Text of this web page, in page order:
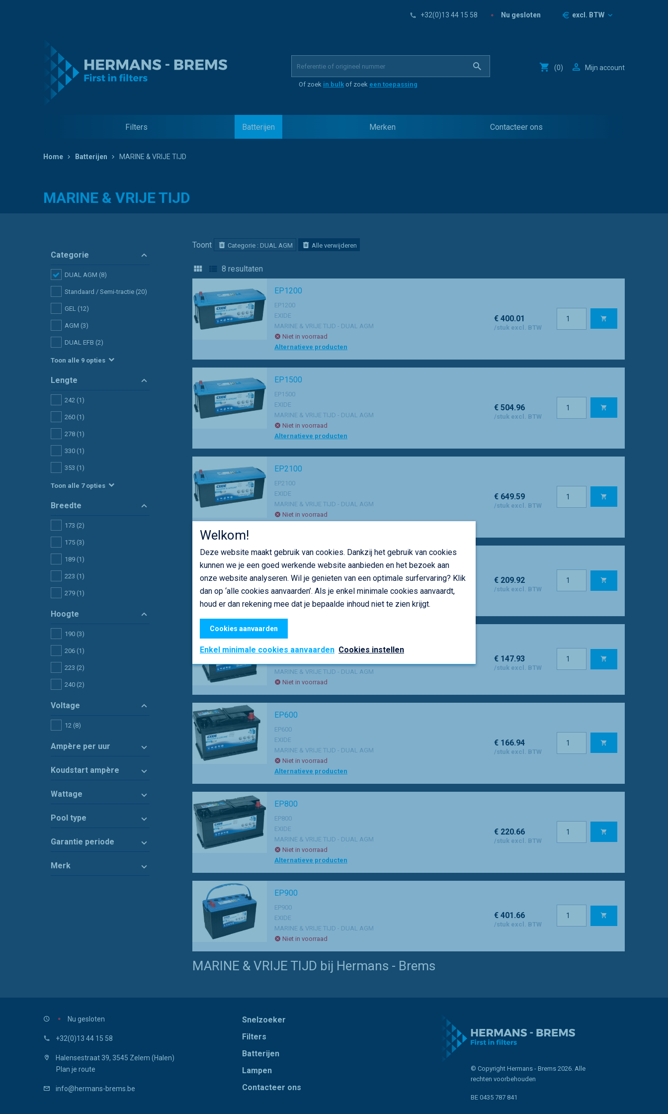
+32(0)13 44 15 58 Nu gesloten Prijzen
excl. BTW
Of zoek in bulk of zoek een toepassing
(0) Mijn account
Filters Batterijen Merken Contacteer ons
Home Batterijen MARINE & VRIJE TIJD
MARINE & VRIJE TIJD
Categorie
DUAL AGM (8)
Standaard / Semi-tractie (20)
GEL (12)
AGM (3)
DUAL EFB (2)
Toon alle 9 opties
Lengte
242 (1)
260 (1)
278 (1)
330 (1)
353 (1)
Toon alle 7 opties
Breedte
173 (2)
175 (3)
189 (1)
223 (1)
279 (1)
Hoogte
190 (3)
206 (1)
223 (2)
240 (2)
Voltage
12 (8)
Ampère per uur
Koudstart ampère
Wattage
Pool type
Garantie periode
Merk
Toont Categorie : DUAL AGM Alle verwijderen
8 resultaten
EP1200
EP1200
EXIDE
MARINE & VRIJE TIJD - DUAL AGM
Niet in voorraad
Alternatieve producten
€ 400.01
/stuk excl. BTW
EP1500
EP1500
EXIDE
MARINE & VRIJE TIJD - DUAL AGM
Niet in voorraad
Alternatieve producten
€ 504.96
/stuk excl. BTW
EP2100
EP2100
EXIDE
MARINE & VRIJE TIJD - DUAL AGM
Niet in voorraad
€ 649.59
/stuk excl. BTW
EP450
EXIDE
MARINE & VRIJE TIJD - DUAL AGM
Niet in voorraad
€ 209.92
/stuk excl. BTW
EP500
MARINE & VRIJE TIJD - DUAL AGM
Niet in voorraad
€ 147.93
/stuk excl. BTW
EP600
EP600
EXIDE
MARINE & VRIJE TIJD - DUAL AGM
Niet in voorraad
Alternatieve producten
€ 166.94
/stuk excl. BTW
EP800
EP800
EXIDE
MARINE & VRIJE TIJD - DUAL AGM
Niet in voorraad
Alternatieve producten
€ 220.66
/stuk excl. BTW
EP900
EP900
EXIDE
MARINE & VRIJE TIJD - DUAL AGM
Niet in voorraad
€ 401.66
/stuk excl. BTW
MARINE & VRIJE TIJD bij Hermans - Brems
Nu gesloten
+32(0)13 44 15 58
Halensestraat 39, 3545 Zelem (Halen)
Plan je route
info@hermans-brems.be
Snelzoeker
Filters
Batterijen
Lampen
Contacteer ons
© Copyright Hermans - Brems 2026. Alle
rechten voorbehouden
BE 0435 787 841
Welkom!
Deze website maakt gebruik van cookies. Dankzij het gebruik van cookies
kunnen we je een goed werkende website aanbieden en het bezoek aan
onze website analyseren. Wil je genieten van een optimale surfervaring? Klik
dan op ‘alle cookies aanvaarden’. Als je enkel minimale cookies aanvaardt,
houd er dan rekening mee dat je bepaalde inhoud niet te zien krijgt.
Cookies aanvaarden
Enkel minimale cookies aanvaarden Cookies instellen